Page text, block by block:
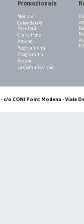
Promozionale
Notizie
Calendari &
Risultati
Classifiche
Attività
Regolamenti
Programma
Archivi
La Commissione
o CONI Point Modena - Viale